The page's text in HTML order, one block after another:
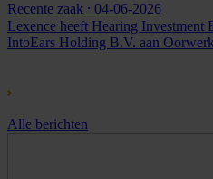
Recente zaak ⸱ 04-06-2026
Lexence heeft Hearing Investment
IntoEars Holding B.V. aan
Alle berichten